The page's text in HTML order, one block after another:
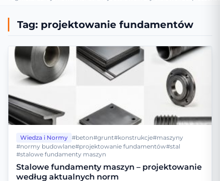
Tag: projektowanie fundamentów
Wiedza i Normy #beton#grunt#konstrukcje#maszyny
#normy budowlane#projektowanie fundamentów#stal
#stalowe fundamenty maszyn
Stalowe fundamenty maszyn – projektowanie
według aktualnych norm